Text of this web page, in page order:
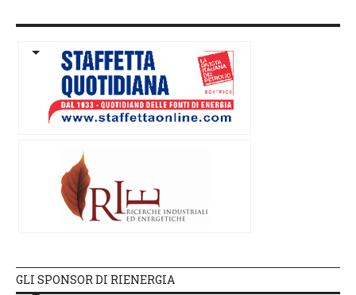
GLI SPONSOR DI RIENERGIA